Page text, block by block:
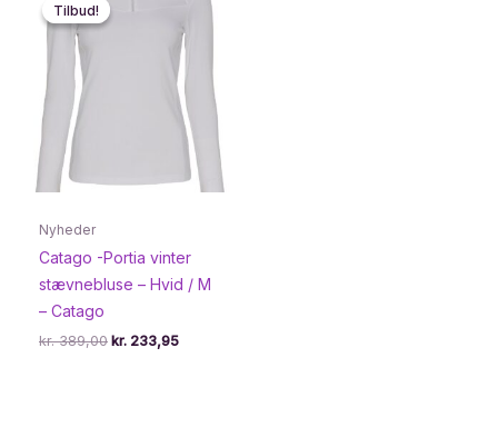
Tilbud!
Tilbud!
Nyheder
Catago -Portia vinter
stævnebluse – Hvid / M
– Catago
kr.389,00 Den
kr. 233,95Den